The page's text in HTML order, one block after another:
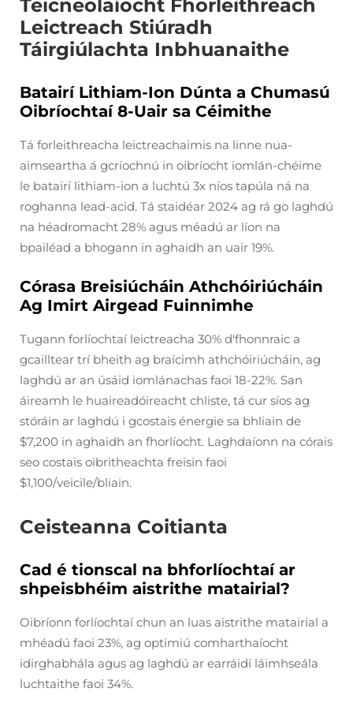
Teicneolaíocht Fhorleithreach
Leictreach Stiúradh
Táirgiúlachta Inbhuanaithe
Batairí Lithiam-Ion Dúnta a Chumasú
Oibríochtaí 8-Uair sa Céimithe
Tá forleithreacha leictreachaimis na linne nua-
aimseartha á gcríochnú in oibríocht iomlán-chéime
le batairí lithiam-ion a luchtú 3x níos tapúla ná na
roghanna lead-acid. Tá staidéar 2024 ag rá go laghdú
na héadromacht 28% agus méadú ar líon na
bpailéad a bhogann in aghaidh an uair 19%.
Córasa Breisiúcháin Athchóiriúcháin
Ag Imirt Airgead Fuinnimhe
Tugann forlíochtaí leictreacha 30% d'fhonnraic a
gcailltear trí bheith ag braícimh athchóiriúcháin, ag
laghdú ar an úsáid iomlánachas faoi 18-22%. San
áireamh le huaireadóireacht chliste, tá cur síos ag
stóráin ar laghdú i gcostais énergie sa bhliain de
$7,200 in aghaidh an fhorlíocht. Laghdaíonn na córais
seo costais oibritheachta freisin faoi
$1,100/veicile/bliain.
Ceisteanna Coitianta
Cad é tionscal na bhforlíochtaí ar
shpeisbhéim aistrithe matairial?
Oibríonn forlíochtaí chun an luas aistrithe matairial a
mhéadú faoi 23%, ag optimiú comharthaíocht
idirghabhála agus ag laghdú ar earráidí láimhseála
luchtaithe faoi 34%.